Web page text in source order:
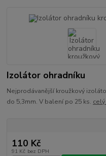
Izolátor ohradníku
Nejprodávanější kroužkový
do 5,3mm. V balení po 25 ks.
110 Kč
91 Kč bez DPH